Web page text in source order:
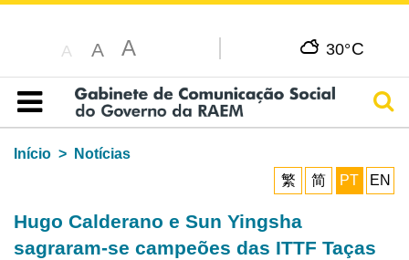
A A A 30°C
Índice
Início
Notícias
繁
简 PT EN
Hugo Calderano e Sun Yingsha
sagraram-se campeões das ITTF Taças